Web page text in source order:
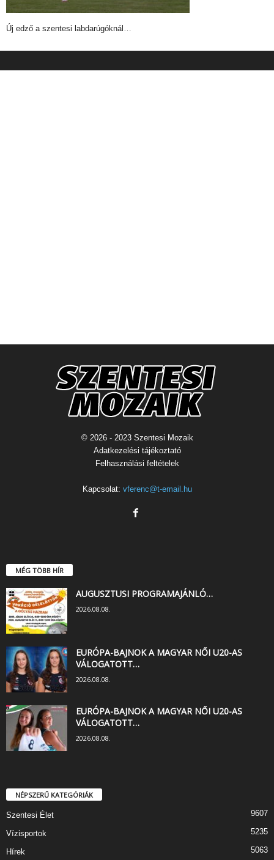
Új edző a szentesi labdarúgóknál…
© 2026 - 2023 Szentesi Mozaik
Adatkezelési tájékoztató
Felhasználási feltételek
Kapcsolat: vferenc@t-email.hu
MÉG TÖBB HÍR
AUGUSZTUSI PROGRAMAJÁNLÓ…
2026.08.08.
EURÓPA-BAJNOK A MAGYAR NŐI U20-AS
VÁLOGATOTT…
2026.08.08.
EURÓPA-BAJNOK A MAGYAR NŐI U20-AS
VÁLOGATOTT…
2026.08.08.
NÉPSZERŰ KATEGÓRIÁK
Szentesi Élet 9607
Vízisportok 5235
Hírek 5063